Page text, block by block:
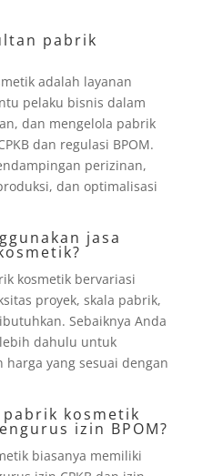
pabrik
adalah layanan
pelaku bisnis dalam
dan mengelola pabrik
dan regulasi BPOM.
perizinan,
dan optimalisasi
jasa
kosmetik bervariasi
proyek, skala pabrik,
Sebaiknya Anda
dahulu untuk
yang sesuai dengan
kosmetik
izin BPOM?
biasanya memiliki